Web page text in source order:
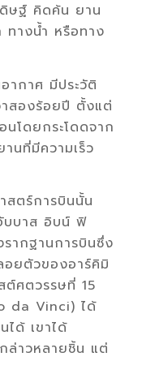
ษฐ์ คิดค้น ยาน
ทางน้ำ หรือทาง
ากาศ มีประวัติ
าสองร้อยปี ตั้งแต่
โดยกระโดดจาก
นที่มีความเร็ว
สตร์การบินนั้น
บบาส อิบน์ ฟิ
ากฐานการบินซึ่ง
ยตัวของอาร์คิมิ
ศตวรรษที่ 15
da Vinci) ได้
ได้ เขาได้
ล่าวหลายชิ้น แต่